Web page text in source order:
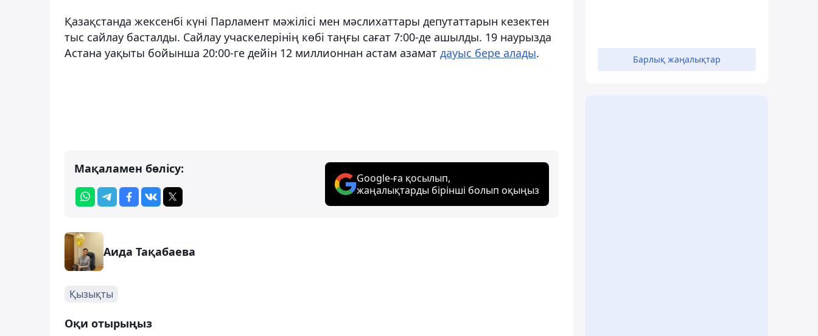
Қазақстанда жексенбі күні Парламент мәжілісі мен мәслихаттары депутаттарын кезектен
тыс сайлау басталды. Сайлау учаскелерінің көбі таңғы сағат 7:00-де ашылды. 19 наурызда
Астана уақыты бойынша 20:00-ге дейін 12 миллионнан астам азамат дауыс бере алады.
Мақаламен бөлісу:
Google-ға қосылып,
жаңалықтарды бірінші болып оқыңыз
Аида Тақабаева
Қызықты
Оқи отырыңыз
Барлық жаңалықтар